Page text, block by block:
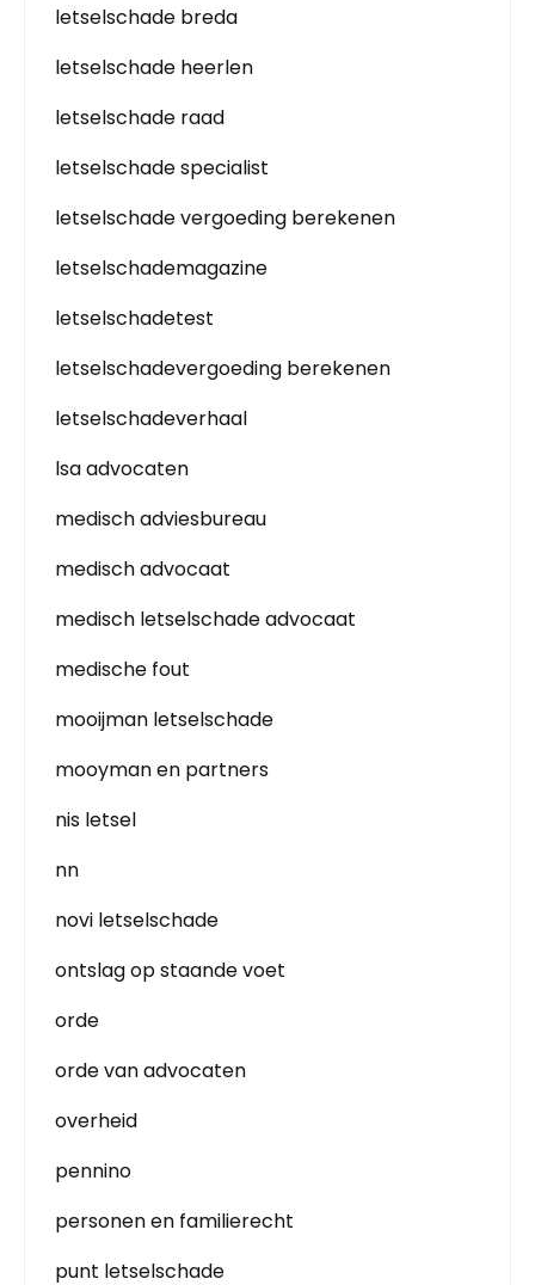
letselschade breda
letselschade heerlen
letselschade raad
letselschade specialist
letselschade vergoeding berekenen
letselschademagazine
letselschadetest
letselschadevergoeding berekenen
letselschadeverhaal
lsa advocaten
medisch adviesbureau
medisch advocaat
medisch letselschade advocaat
medische fout
mooijman letselschade
mooyman en partners
nis letsel
nn
novi letselschade
ontslag op staande voet
orde
orde van advocaten
overheid
pennino
personen en familierecht
punt letselschade